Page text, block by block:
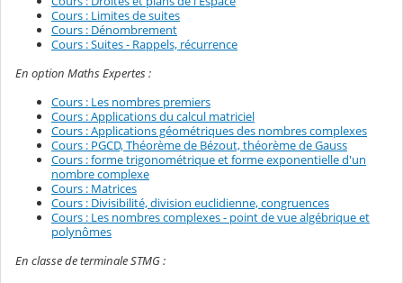
Cours : Limites de suites
Cours : Dénombrement
Cours : Suites - Rappels, récurrence
En option Maths Expertes :
Cours : Les nombres premiers
Cours : Applications du calcul matriciel
Cours : Applications géométriques des nombres complexes
Cours : PGCD, Théorème de Bézout, théorème de Gauss
Cours : forme trigonométrique et forme exponentielle d'un
nombre complexe
Cours : Matrices
Cours : Divisibilité, division euclidienne, congruences
Cours : Les nombres complexes - point de vue algébrique et
polynômes
En classe de terminale STMG :